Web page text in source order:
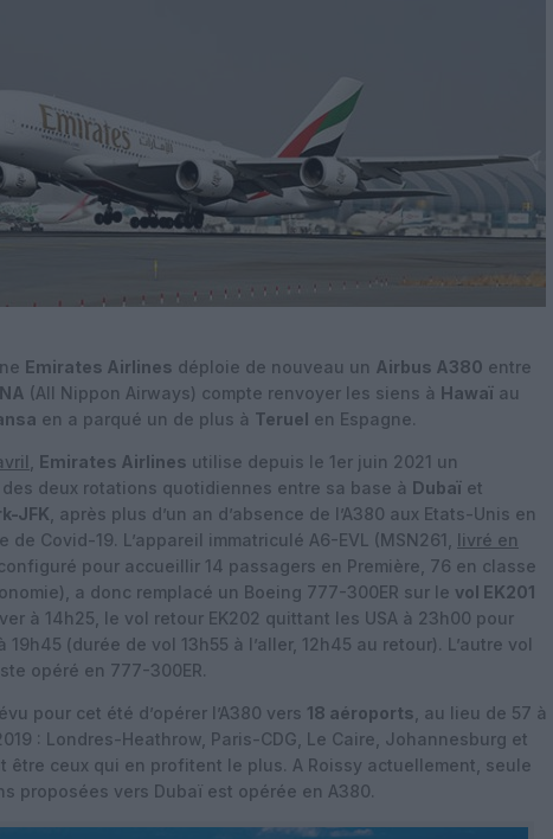
Emirates Airlines déploie de nouveau un Airbus A380 entre
(All Nippon Airways) compte renvoyer les siens à Hawaï au
en a parqué un de plus à Teruel en Espagne.
Emirates Airlines utilise depuis le 1er juin 2021 un
des deux rotations quotidiennes entre sa base à Dubaï et
JFK , après plus d’un an d’absence de l’A380 aux Etats-Unis en
Covid-19. L’appareil immatriculé A6-EVL (MSN261, livré en
pour accueillir 14 passagers en Première, 76 en classe
a donc remplacé un Boeing 777-300ER sur le vol EK201
à 14h25, le vol retour EK202 quittant les USA à 23h00 pour
(durée de vol 13h55 à l’aller, 12h45 au retour). L’autre vol
opéré en 777-300ER.
pour cet été d’opérer l’A380 vers 18 aéroports , au lieu de 57 à
: Londres-Heathrow, Paris-CDG, Le Caire, Johannesburg et
être ceux qui en profitent le plus. A Roissy actuellement, seule
proposées vers Dubaï est opérée en A380.